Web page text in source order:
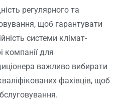
регулярного та
щоб гарантувати
системи клімат-
компанії для
важливо вибирати
фахівців, щоб